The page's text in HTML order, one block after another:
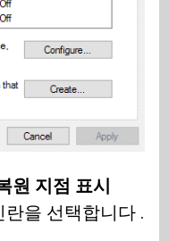
원 지점 표시
란을 선택합니다 .